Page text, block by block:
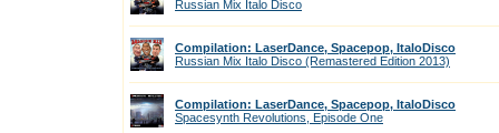
Russian Mix Italo Disco
Compilation: LaserDance, Spacepop, ItaloDisco
Russian Mix Italo Disco (Remastered Edition 2013)
Compilation: LaserDance, Spacepop, ItaloDisco
Spacesynth Revolutions, Episode One